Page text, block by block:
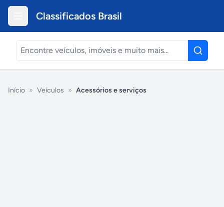
Classificados Brasil
Início » Veículos » Acessórios e serviços